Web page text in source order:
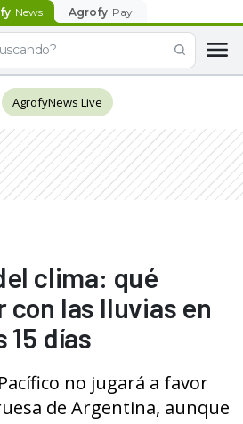
News Agrofy Pay
AgrofyNews Live
clima: qué
con las lluvias en
15 días
no jugará a favor
de Argentina, aunque